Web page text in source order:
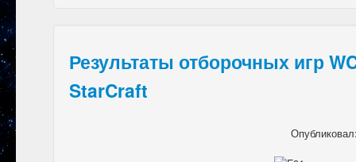
Результаты отборочных игр
StarCraft